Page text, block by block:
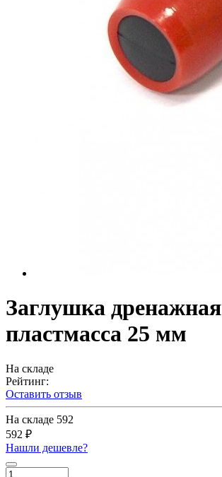
Заглушка дренажная
пластмасса 25 мм
На складе
Рейтинг:
Оставить отзыв
На складе 592
592 ₽
Нашли дешевле?